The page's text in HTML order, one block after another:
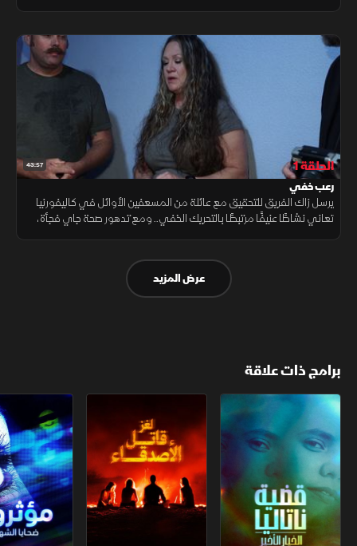
43:57 الحلقة 1
رعب خفي
يرسل زاك الفريق للتحقيق مع عائلة من المسعفين الأوائل في كاليفورنيا
تعاني نشاطًا عنيفًا مرتبطًا بالتحريك الخفي.. ومع تدهور صحة جاي فجأة،
عرض المزيد
برامج ذات علاقة
قضية ناتاليا.. الخيار الأخير لغز قاتل الأصدقاء مؤثرون..